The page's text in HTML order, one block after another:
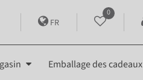
FR
0
Emballage des cadeaux